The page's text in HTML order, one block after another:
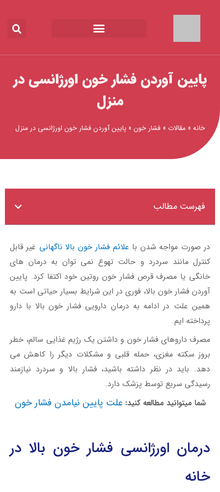
پایین آوردن فشار خون اورژانسی در
منزل
خانه »مقالات »فشار خون »پایین آوردن فشار خون اورژانسی در منزل
در صورت مواجه شدن با علائم فشار خون بالا ناگهانی غیر قابل
کنترل مانند سردرد و حالت تهوع نمی توان به درمان های
خانگی یا مصرف قرص فشار خون روتین خود اکتفا کرد. پایین
آوردن فشار خون بالا، فوری در این شرایط بسیار حیاتی است به
همین علت در ادامه به درمان دارویی فشار خون بالا با دارو
پرداخته ایم.
مصرف داروهای فشار خون و داشتن یک رژیم غذایی سالم، خطر
بروز سکته مغزی، حمله قلبی و مشکلات دیگر را کاهش می
دهد. باید در نظر داشته باشید، فشار بالا و سردرد نیازمند
رسیدگی سریع توسط پزشک دارد.
شما میتوانید مطالعه کنید: علت پایین نیامدن فشار خون
درمان اورژانسی فشار خون بالا در
خانه
فهرست مطالب